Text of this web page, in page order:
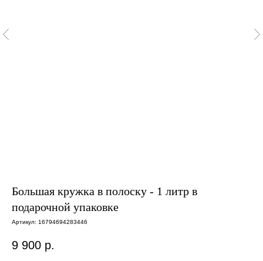
Большая кружка в полоску - 1 литр в
подарочной упаковке
Артикул: 16794694283446
9 900 р.